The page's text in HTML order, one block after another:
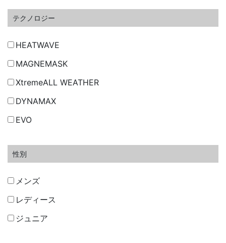
テクノロジー
HEATWAVE
MAGNEMASK
XtremeALL WEATHER
DYNAMAX
EVO
性別
メンズ
レディース
ジュニア